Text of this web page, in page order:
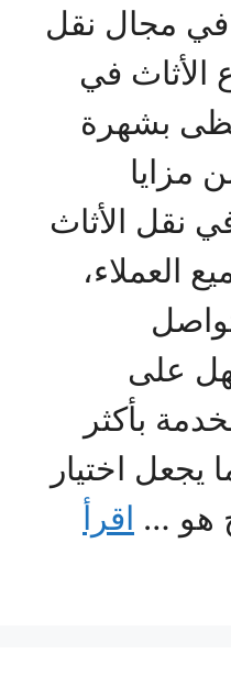
في مجال نقل
الأثاث في
بشهرة
مزايا
نقل الأثاث
العملاء،
على
بأكثر
اختيار
هو … اقرأ